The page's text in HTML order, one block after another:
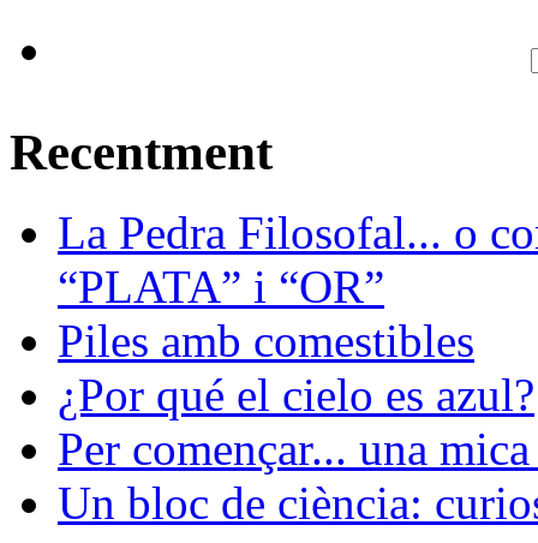
Recentment
La Pedra Filosofal... o
“PLATA” i “OR”
Piles amb comestibles
¿Por qué el cielo es azul?
Per començar... una
Un bloc de ciència: